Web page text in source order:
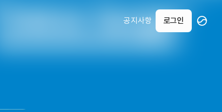
공지사항 로그인